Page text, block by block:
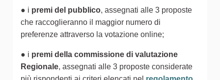
● i premi del pubblico, assegnati alle 3 proposte
che raccoglieranno il maggior numero di
preferenze attraverso la votazione online;
● i premi della commissione di valutazione
Regionale, assegnati alle 3 proposte considerate